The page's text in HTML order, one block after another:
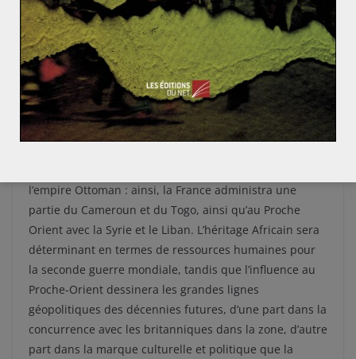
de l’influence française, à partir du début du XX
èmepuis
après 1918, un élargissement du territoire sous
influence française, le Second empire colonial
consistera surtout en uneprotectoralisationdes
territoires, notamment du Maghreb et du Golfe de
Guinée qui resteront deux zones stratégiques,
notamment en termes de ressources minières et
l’empire Ottoman : ainsi, la France administra une
partie du Cameroun et du Togo, ainsi qu’au Proche
Orient avec la Syrie et le Liban. L’héritage Africain sera
déterminant en termes de ressources humaines pour
la seconde guerre mondiale, tandis que l’influence au
Proche-Orient dessinera les grandes lignes
géopolitiques des décennies futures, d’une part dans la
concurrence avec les britanniques dans la zone, d’autre
part dans la marque culturelle et politique que la